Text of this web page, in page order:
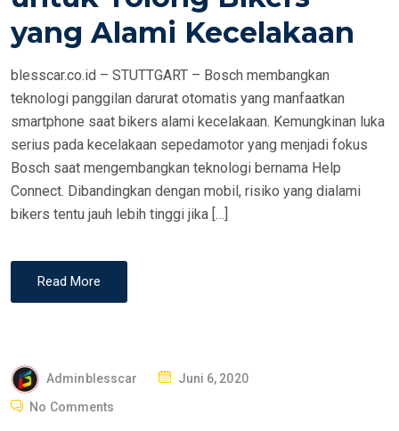
yang Alami Kecelakaan
blesscar.co.id – STUTTGART – Bosch membangkan
teknologi panggilan darurat otomatis yang manfaatkan
smartphone saat bikers alami kecelakaan. Kemungkinan luka
serius pada kecelakaan sepedamotor yang menjadi fokus
Bosch saat mengembangkan teknologi bernama Help
Connect. Dibandingkan dengan mobil, risiko yang dialami
bikers tentu jauh lebih tinggi jika […]
Read More
Adminblesscar Juni 6, 2020
No Comments